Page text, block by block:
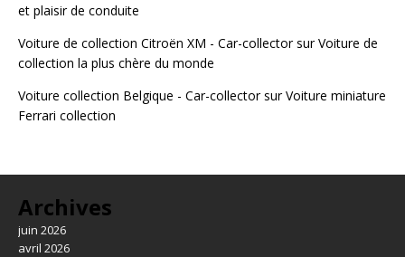
et plaisir de conduite
Voiture de collection Citroën XM - Car-collectorsurVoiture de
collection la plus chère du monde
Voiture collection Belgique - Car-collectorsurVoiture miniature
Ferrari collection
Archives
juin 2026
avril 2026